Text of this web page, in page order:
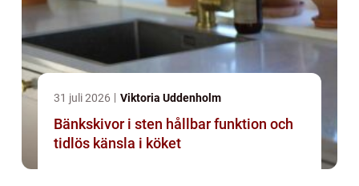
31 juli 2026 Viktoria Uddenholm
Bänkskivor i sten hållbar funktion och
tidlös känsla i köket